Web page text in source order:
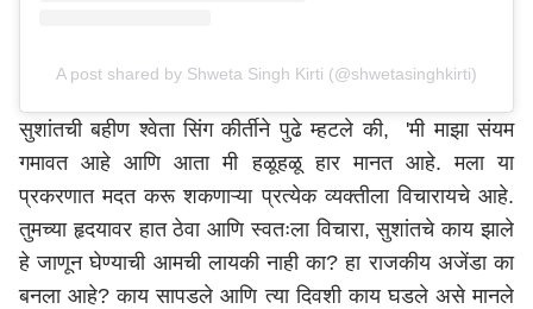
A post shared by Shweta Singh Kirti (@shwetasinghkirti)
सुशांतची बहीण श्वेता सिंग कीर्तीने पुढे म्हटले की, 'मी माझा संयम
गमावत आहे आणि आता मी हळूहळू हार मानत आहे. मला या
प्रकरणात मदत करू शकणाऱ्या प्रत्येक व्यक्तीला विचारायचे आहे.
तुमच्या हृदयावर हात ठेवा आणि स्वतःला विचारा, सुशांतचे काय झाले
हे जाणून घेण्याची आमची लायकी नाही का? हा राजकीय अजेंडा का
बनला आहे? काय सापडले आणि त्या दिवशी काय घडले असे मानले